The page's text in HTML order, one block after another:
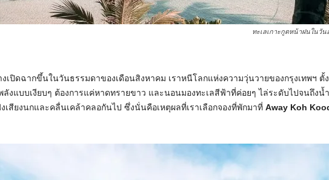
ทะเลเกาะกูดหน้าฝนในวัน
งเปิดฉากขึ้นในวันธรรมดาของเดือนสิงหาคม เราหนีโลกแห่งความวุ่นวายของกรุงเทพฯ ตั้
ลังแบบเงียบๆ ต้องการแค่หาดทรายขาว และนอนมองทะเลสีฟ้าที่ค่อยๆ ไล่ระดับไปจนถึงน้
เสียงนกและคลื่นเคล้าคลอกันไป ซึ่งนั่นคือเหตุผลที่เราเลือกจองที่พักมาที่ Away Koh